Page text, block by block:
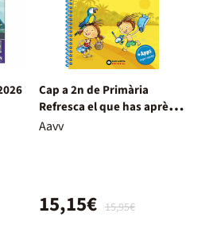
Cap a 2n de Primària
Refresca el que has après a
1r
Aavv
15,95€
15,15€